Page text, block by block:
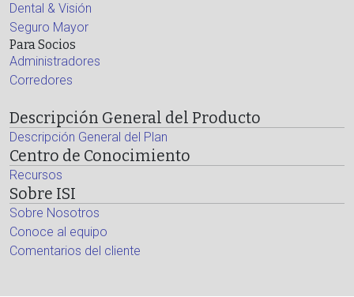
Dental & Visión
Seguro Mayor
Para Socios
Administradores
Corredores
Descripción General del Producto
Descripción General del Plan
Centro de Conocimiento
Recursos
Sobre ISI
Sobre Nosotros
Conoce al equipo
Comentarios del cliente